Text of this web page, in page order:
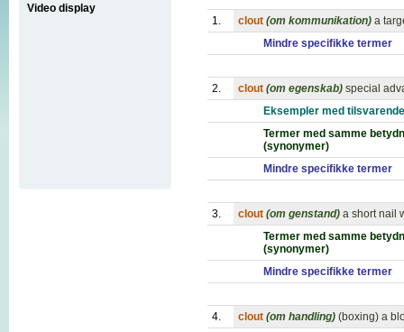
Video display
1. clout (om kommunikation) a
Mindre specifikke termer
2. clout (om egenskab) special
Eksempler med
Termer med samme
(synonymer)
Mindre specifikke termer
3. clout (om genstand) a short nail
Termer med samme
(synonymer)
Mindre specifikke termer
4. clout (om handling) (boxing) a